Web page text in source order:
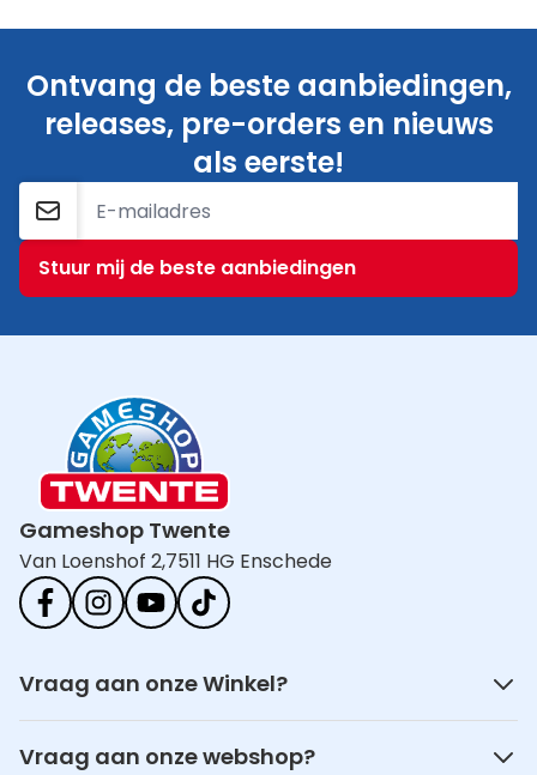
Ontvang de beste aanbiedingen,
releases, pre-orders en nieuws
als eerste!
E-mailadres
Stuur mij de beste aanbiedingen
Gameshop Twente
Van Loenshof 2,7511 HG Enschede
Vraag aan onze Winkel?
Vraag aan onze webshop?